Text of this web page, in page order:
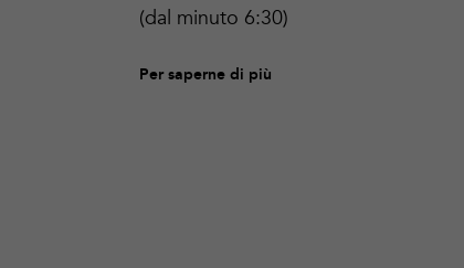
(dal minuto 6:30)
Per saperne di più